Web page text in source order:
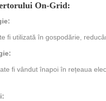
On-Grid:
fi utilizată în gospodărie,
fi vândut înapoi în rețeaua